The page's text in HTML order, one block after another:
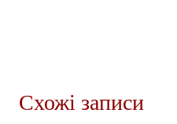
Схожі записи